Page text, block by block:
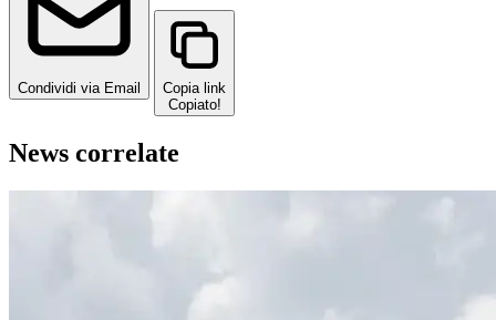
Condividi via Email
Copia link
Copiato!
News correlate